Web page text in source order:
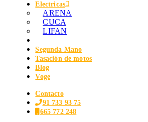
Electricas
ARENA
CUCA
LIFAN
Segunda Mano
Tasación de motos
Blog
Voge
Contacto
91 733 93 75
665 772 248